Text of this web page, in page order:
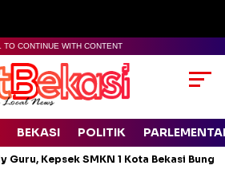
TO CONTINUE WITH CONTENT
BEKASI POLITIK
Guru, Kepsek SMKN 1 Kota Bekasi